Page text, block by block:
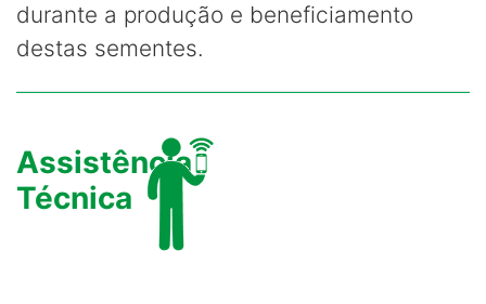
durante a produção e beneficiamento
destas sementes.
Assistência
Técnica